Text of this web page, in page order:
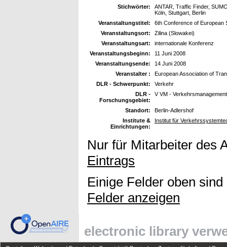
Stichwörter:
ANTAR, Traffic Finder,
Köln, Stuttgart, Berlin
Veranstaltungstitel:
6th Conference of European
Veranstaltungsort:
Zilina (Slowakei)
Veranstaltungsart:
internationale Konferenz
Veranstaltungsbeginn:
11 Juni 2008
Veranstaltungsende:
14 Juni 2008
Veranstalter :
European Association of
DLR - Schwerpunkt:
Verkehr
DLR -
Forschungsgebiet:
V VM - Verkehrsmanagement
Standort:
Berlin-Adlershof
Institute &
Einrichtungen:
Institut für
Nur für Mitarbeiter des
Eintrags
Einige Felder oben
Felder anzeigen
electronic library